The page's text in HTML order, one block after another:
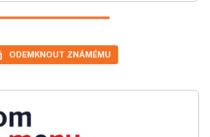
ODEMKNOUT ZNÁMÉMU